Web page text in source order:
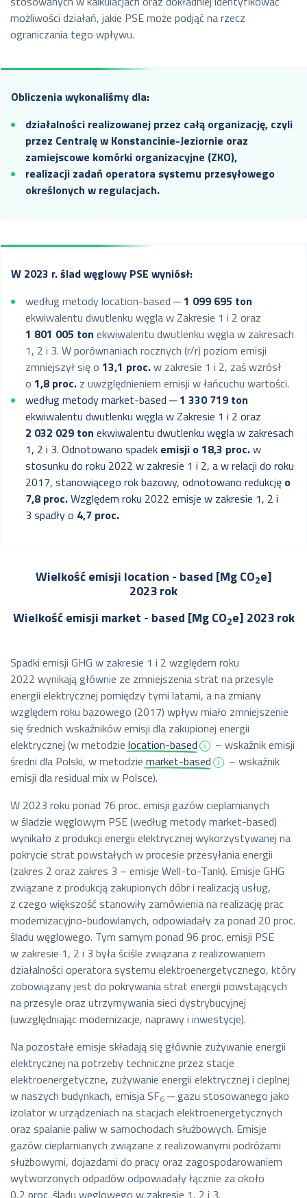
możliwości działań, jakie PSE może podjąć na rzecz
ograniczania tego wpływu.
Obliczenia wykonaliśmy dla:
działalności realizowanej przez całą organizację, czyli
przez Centralę w Konstancinie-Jeziornie oraz
zamiejscowe komórki organizacyjne (ZKO),
realizacji zadań operatora systemu przesyłowego
określonych w regulacjach.
W 2023 r. ślad węglowy PSE wyniósł:
według metodylocation-based ─1 099 695 ton
ekwiwalentu dwutlenku węgla w Zakresie 1 i 2 oraz
1 801 005 ton ekwiwalentu dwutlenku węgla w zakresach
1, 2 i 3. W porównaniach rocznych (r/r) poziom emisji
zmniejszył się o 13,1 proc.w zakresie 1 i 2, zaś wzrósł
o 1,8 proc.z uwzględnieniem emisji w łańcuchu wartości.
według metodymarket-based ─1 330 719 ton
ekwiwalentu dwutlenku węgla w Zakresie 1 i 2 oraz
2 032 029 ton ekwiwalentu dwutlenku węgla w zakresach
1, 2 i 3. Odnotowano spadek emisji o 18,3 proc.w
stosunku do roku 2022 w zakresie 1 i 2, a w relacji do roku
2017, stanowiącego rok bazowy, odnotowano redukcję o
7,8 proc.Względem roku 2022 emisje w zakresie 1, 2 i
3 spadły o 4,7 proc.
Wielkość emisji location - based [Mg CO2e]
2023 rok
Wielkość emisji market - based [Mg CO2e] 2023 rok
Spadki emisji GHG w zakresie 1 i 2 względem roku
2022 wynikają głównie ze zmniejszenia strat na przesyle
energii elektrycznej pomiędzy tymi latami, a na zmiany
względem roku bazowego (2017) wpływ miało zmniejszenie
się średnich wskaźników emisji dla zakupionej energii
elektrycznej (w metodzie location-based
– wskaźnik emisji
średni dla Polski, w metodzie market-based
– wskaźnik
emisji dla residual mix w Polsce).
W 2023 roku ponad 76 proc. emisji gazów cieplarnianych
w śladzie węglowym PSE (według metody market-based)
wynikało z produkcji energii elektrycznej wykorzystywanej na
pokrycie strat powstałych w procesie przesyłania energii
(zakres 2 oraz zakres 3 – emisje Well-to-Tank). Emisje GHG
związane z produkcją zakupionych dóbr i realizacją usług,
z czego większość stanowiły zamówienia na realizację prac
modernizacyjno-budowlanych, odpowiadały za ponad 20 proc.
śladu węglowego. Tym samym ponad 96 proc. emisji PSE
w zakresie 1, 2 i 3 była ściśle związana z realizowaniem
działalności operatora systemu elektroenergetycznego, który
zobowiązany jest do pokrywania strat energii powstających
na przesyle oraz utrzymywania sieci dystrybucyjnej
(uwzględniając modernizacje, naprawy i inwestycje).
Na pozostałe emisje składają się głównie zużywanie energii
elektrycznej na potrzeby techniczne przez stacje
elektroenergetyczne, zużywanie energii elektrycznej i cieplnej
w naszych budynkach, emisja SF6 ─gazu stosowanego jako
izolator w urządzeniach na stacjach elektroenergetycznych
oraz spalanie paliw w samochodach służbowych. Emisje
gazów cieplarnianych związane z realizowanymi podróżami
służbowymi, dojazdami do pracy oraz zagospodarowaniem
wytworzonych odpadów odpowiadały łącznie za około
0,2 proc. śladu węglowego w zakresie 1, 2 i 3.